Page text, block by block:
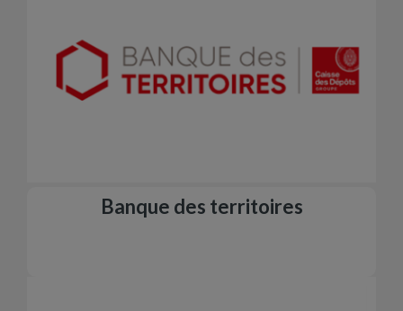
Banque des territoires